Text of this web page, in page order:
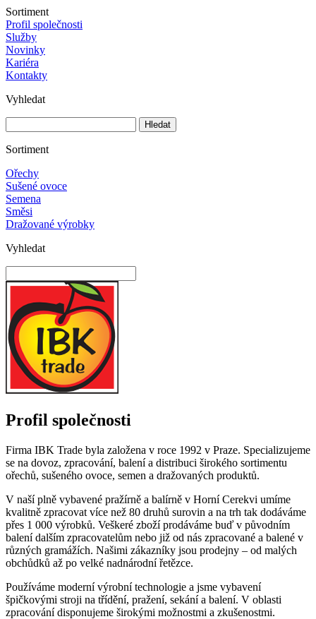
Sortiment
Profil společnosti
Služby
Novinky
Kariéra
Kontakty
Vyhledat
Sortiment
Ořechy
Sušené ovoce
Semena
Směsi
Dražované výrobky
Vyhledat
Profil společnosti
Firma IBK Trade byla založena v roce 1992 v Praze. Specializujeme
se na dovoz, zpracování, balení a distribuci širokého sortimentu
ořechů, sušeného ovoce, semen a dražovaných produktů.
V naší plně vybavené pražírně a balírně v Horní Cerekvi umíme
kvalitně zpracovat více než 80 druhů surovin a na trh tak dodáváme
přes 1 000 výrobků. Veškeré zboží prodáváme buď v původním
balení dalším zpracovatelům nebo již od nás zpracované a balené v
různých gramážích. Našimi zákazníky jsou prodejny – od malých
obchůdků až po velké nadnárodní řetězce.
Používáme moderní výrobní technologie a jsme vybavení
špičkovými stroji na třídění, pražení, sekání a balení. V oblasti
zpracování disponujeme širokými možnostmi a zkušenostmi.